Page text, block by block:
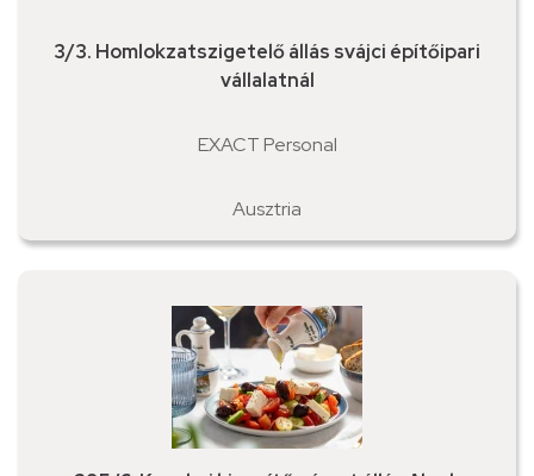
3/3. Homlokzatszigetelő állás svájci építőipari
vállalatnál
EXACT Personal
Ausztria